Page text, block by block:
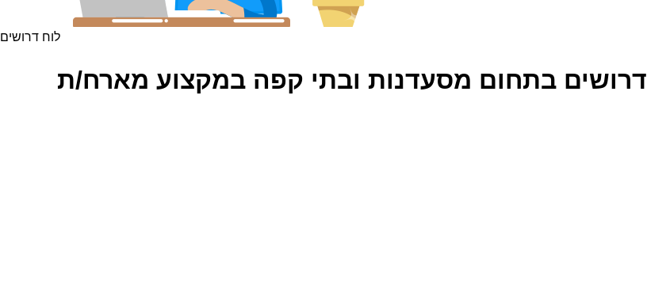
לוח דרושים
דרושים בתחום מסעדנות ובתי קפה במקצוע מארח/ת